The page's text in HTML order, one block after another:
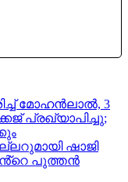
മോഹൻലാൽ, 3
പ്രഖ്യാപിച്ചു;
ഷാജി
പുത്തൻ